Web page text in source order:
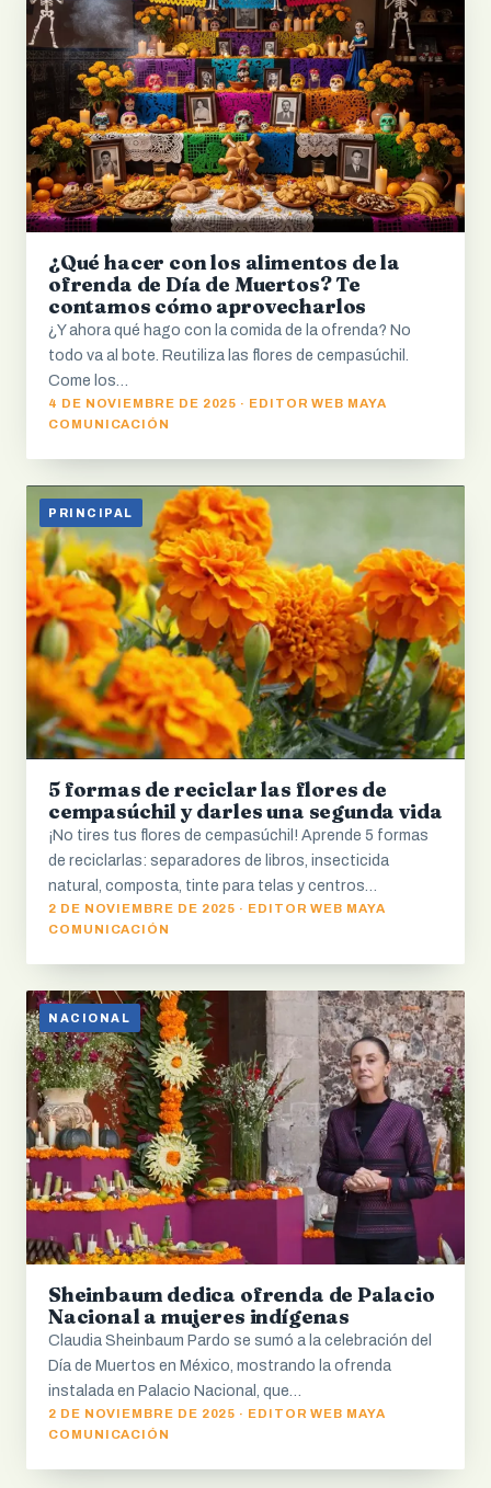
¿Qué hacer con los alimentos de la
ofrenda de Día de Muertos? Te
contamos cómo aprovecharlos
¿Y ahora qué hago con la comida de la ofrenda? No
todo va al bote. Reutiliza las flores de cempasúchil.
Come los…
4 DE NOVIEMBRE DE 2025 · EDITOR WEB MAYA
COMUNICACIÓN
PRINCIPAL
5 formas de reciclar las flores de
cempasúchil y darles una segunda vida
¡No tires tus flores de cempasúchil! Aprende 5 formas
de reciclarlas: separadores de libros, insecticida
natural, composta, tinte para telas y centros…
2 DE NOVIEMBRE DE 2025 · EDITOR WEB MAYA
COMUNICACIÓN
NACIONAL
Sheinbaum dedica ofrenda de Palacio
Nacional a mujeres indígenas
Claudia Sheinbaum Pardo se sumó a la celebración del
Día de Muertos en México, mostrando la ofrenda
instalada en Palacio Nacional, que…
2 DE NOVIEMBRE DE 2025 · EDITOR WEB MAYA
COMUNICACIÓN